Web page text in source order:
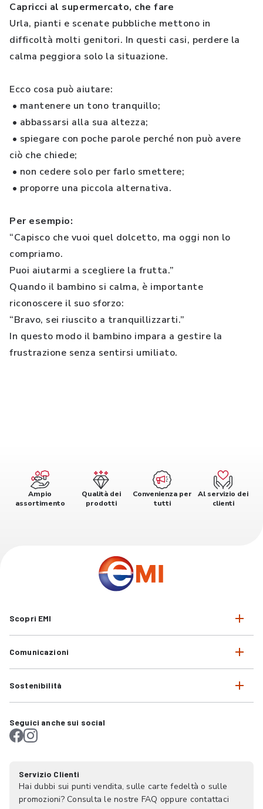
Capricci al supermercato, che fare
Urla, pianti e scenate pubbliche mettono in
difficoltà molti genitori. In questi casi, perdere la
calma peggiora solo la situazione.
Ecco cosa può aiutare:
• mantenere un tono tranquillo;
• abbassarsi alla sua altezza;
• spiegare con poche parole perché non può avere
ciò che chiede;
• non cedere solo per farlo smettere;
• proporre una piccola alternativa.
Per esempio:
“Capisco che vuoi quel dolcetto, ma oggi non lo
compriamo.
Puoi aiutarmi a scegliere la frutta.”
Quando il bambino si calma, è importante
riconoscere il suo sforzo:
“Bravo, sei riuscito a tranquillizzarti.”
In questo modo il bambino impara a gestire la
frustrazione senza sentirsi umiliato.
Ampio
assortimento
Qualità dei
prodotti
Convenienza per
tutti
Al servizio dei
clienti
Scopri EMI
Comunicazioni
Sostenibilità
Seguici anche sui social
Servizio Clienti
Hai dubbi sui punti vendita, sulle carte fedeltà o sulle
promozioni? Consulta le nostre FAQ oppure contattaci